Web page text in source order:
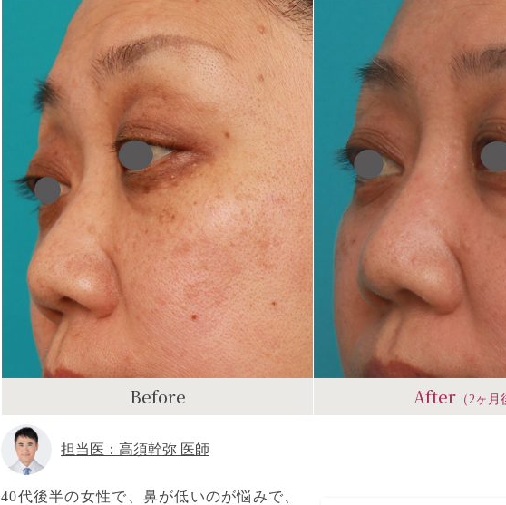
Before After（2ヶ月
担当医：高須幹弥 医師
40代後半の女性で、鼻が低いのが悩みで、